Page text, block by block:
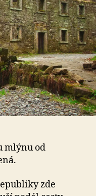
mlýnu od
zde